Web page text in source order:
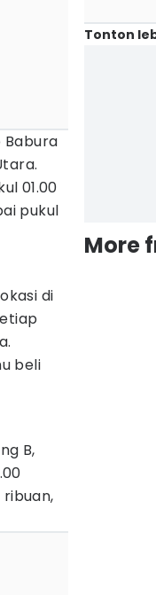
Babura
01.00
pukul
di
beli
B,
ribuan,
Tonton
More